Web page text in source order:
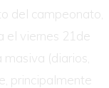
del campeonato,
el viernes 21de
(diarios,
principalmente